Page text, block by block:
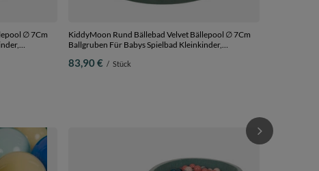
∅ 7Cm
Bälle
KiddyMoon Rund Bällebad Velvet Bällepool ∅ 7Cm
Ballgruben Für Babys Spielbad Kleinkinder,
lachsfarben/braun/weiß, 90 x 30 cm 200 Bälle
83,90 € / Stück
Spielzelt Mit